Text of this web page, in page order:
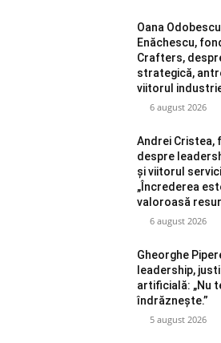
Oana
Enăchescu,
Crafters,
strategică,
viitorul
6 august 2026
Andrei Cristea,
despre
și viitorul
„Încrederea
valoroasă
6 august 2026
Gheorghe
leadership,
artificială: „Nu
îndrăznește.”
5 august 2026